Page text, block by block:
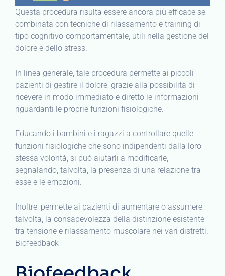
Questa procedura risulta essere ancora più efficace se
combinata con tecniche di rilassamento e training di
tipo cognitivo-comportamentale, utili nella gestione del
dolore e dello stress.
In linea generale, tale procedura permette ai piccoli
pazienti di gestire il dolore, grazie alla possibilità di
ricevere in modo immediato e diretto le informazioni
riguardanti le proprie funzioni fisiologiche.
Educando i bambini e i ragazzi a controllare quelle
funzioni fisiologiche che sono indipendenti dalla loro
stessa volontà, si può aiutarli a modificarle,
segnalando, talvolta, la presenza di una relazione tra
esse e le emozioni.
Inoltre, permette ai pazienti di aumentare o assumere,
talvolta, la consapevolezza della distinzione esistente
tra tensione e rilassamento muscolare nei vari distretti.
Biofeedback